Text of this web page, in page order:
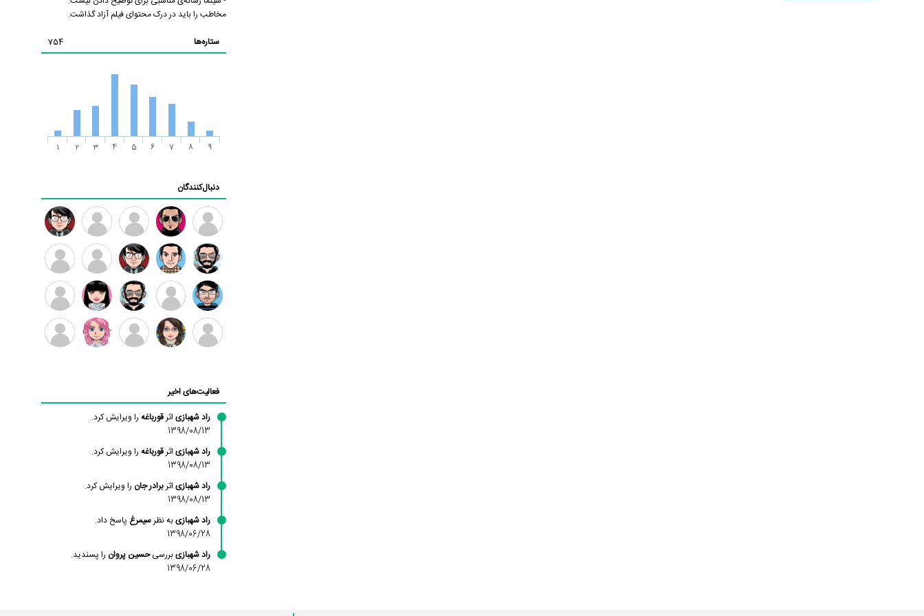
مخاطب را باید در درک محتوای فیلم آزاد گذاشت.
ستاره‌ها
754
1 2 3 4 5 6 7 8 9
دنبال‌کنندگان
ممدرضا
رضا
کاظمی
زهرا ~ ابتین
سید
محمد
موسوی
مهدی
فرهمند
مهدی
سلطانی
داود
رضیی
طرفدار
میلی
بابی
براون
کیوان
کیانی
سامان
راحمی
امیردلتا امیروو
ملیکا
منتظری
عارفه
داستانپور
فعالیت‌های اخیر
راد شهبازیاثرقورباغهرا ویرایش کرد.
1398/08/13
راد شهبازیاثرقورباغهرا ویرایش کرد.
1398/08/13
راد شهبازیاثربرادر جان را ویرایش کرد.
1398/08/13
راد شهبازیبه نظرسیمرغ پاسخ داد.
1398/06/28
راد شهبازیبررسیحسین پروان را پسندید.
1398/06/28